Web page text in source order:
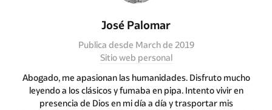
José Palomar
Publica desde March de 2019
Sitio web personal
Abogado, me apasionan las humanidades. Disfruto mucho
leyendo a los clásicos y fumaba en pipa. Intento vivir en
presencia de Dios en mi día a día y trasportar mis